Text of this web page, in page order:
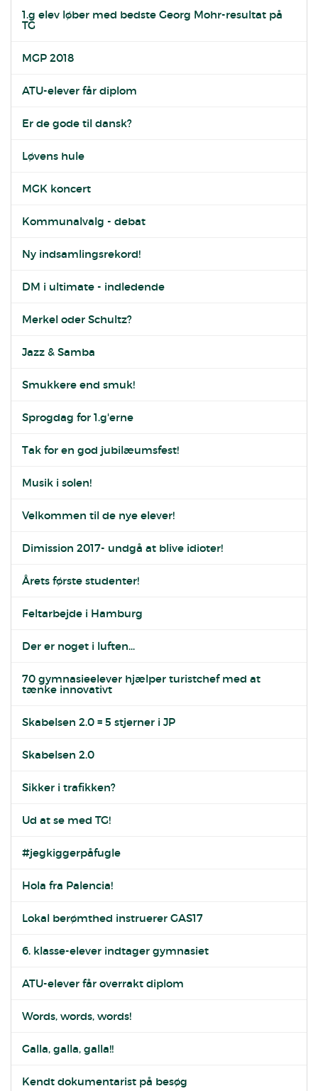
1.g elev løber med bedste Georg Mohr-resultat på
TG
MGP 2018
ATU-elever får diplom
Er de gode til dansk?
Løvens hule
MGK koncert
Kommunalvalg - debat
Ny indsamlingsrekord!
DM i ultimate - indledende
Merkel oder Schultz?
Jazz & Samba
Smukkere end smuk!
Sprogdag for 1.g'erne
Tak for en god jubilæumsfest!
Musik i solen!
Velkommen til de nye elever!
Dimission 2017- undgå at blive idioter!
Årets første studenter!
Feltarbejde i Hamburg
Der er noget i luften...
70 gymnasieelever hjælper turistchef med at
tænke innovativt
Skabelsen 2.0 = 5 stjerner i JP
Skabelsen 2.0
Sikker i trafikken?
Ud at se med TG!
#jegkiggerpåfugle
Hola fra Palencia!
Lokal berømthed instruerer GAS17
6. klasse-elever indtager gymnasiet
ATU-elever får overrakt diplom
Words, words, words!
Galla, galla, galla!!
Kendt dokumentarist på besøg